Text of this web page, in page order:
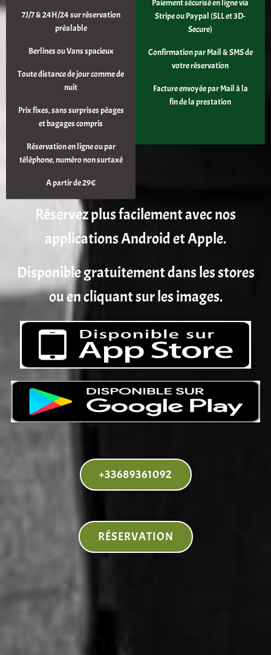
7J/7 & 24H/24 sur réservation
préalable
Berlines ou Vans spacieux
Toute distance de jour comme de
nuit
Prix fixes, sans surprises péages
et bagages compris
Réservation en ligne ou par
téléphone, numéro non surtaxé
A partir de 29€
Paiement sécurisé en ligne via
Stripe ou Paypal (SLL et 3D-
Secure)
Confirmation par Mail & SMS de
votre réservation
Facture envoyée par Mail à la
fin de la prestation
Réservez plus facilement avec nos
applications Android et Apple.
Disponible gratuitement dans les stores
ou en cliquant sur les images.
+33689361092
RÉSERVATION